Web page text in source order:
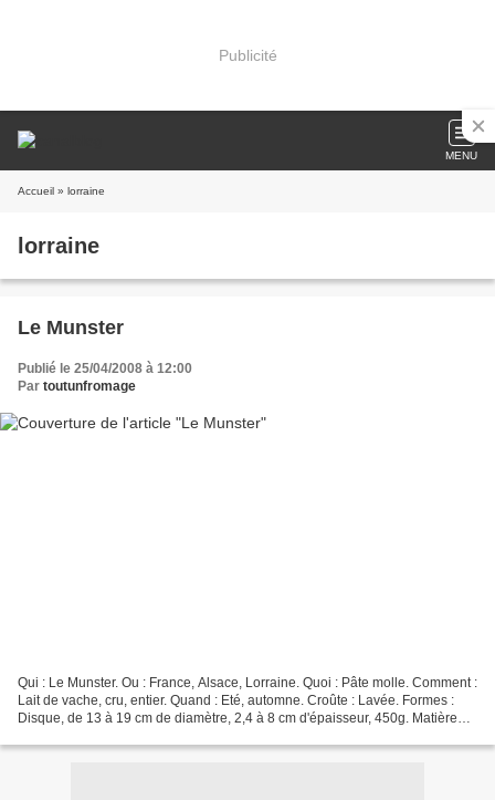
Publicité
MENU
Accueil » lorraine
lorraine
Le Munster
Publié le 25/04/2008 à 12:00
Par toutunfromage
Qui : Le Munster. Ou : France, Alsace, Lorraine. Quoi : Pâte molle. Comment :
Lait de vache, cru, entier. Quand : Eté, automne. Croûte : Lavée. Formes :
Disque, de 13 à 19 cm de diamètre, 2,4 à 8 cm d'épaisseur, 450g. Matière